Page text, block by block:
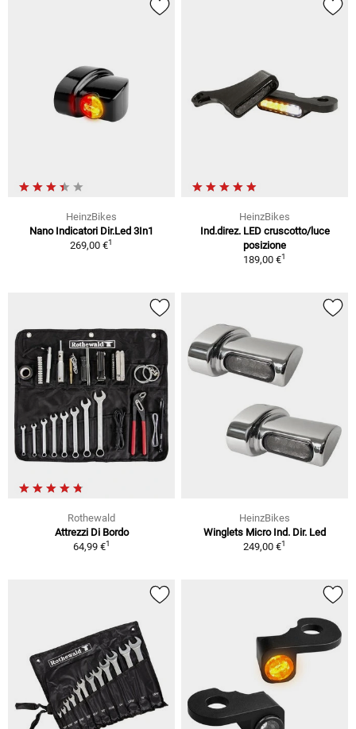
HeinzBikes
Nano Indicatori Dir.Led 3In1
269,00 €1
HeinzBikes
Ind.direz. LED cruscotto/luce
posizione
189,00 €1
Rothewald
Attrezzi Di Bordo
64,99 €1
HeinzBikes
Winglets Micro Ind. Dir. Led
249,00 €1